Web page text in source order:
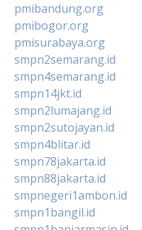
pmibandung.org
pmibogor.org
pmisurabaya.org
smpn2semarang.id
smpn4semarang.id
smpn14jkt.id
smpn2lumajang.id
smpn2sutojayan.id
smpn4blitar.id
smpn78jakarta.id
smpn88jakarta.id
smpnegeri1ambon.id
smpn1bangil.id